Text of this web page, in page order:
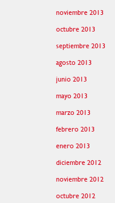
noviembre 2013
octubre 2013
septiembre 2013
agosto 2013
junio 2013
mayo 2013
marzo 2013
febrero 2013
enero 2013
diciembre 2012
noviembre 2012
octubre 2012